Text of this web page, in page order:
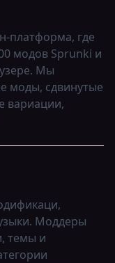
платформа, где
модов Sprunki и
Мы
моды, сдвинутые
вариации,
Моддеры
темы и